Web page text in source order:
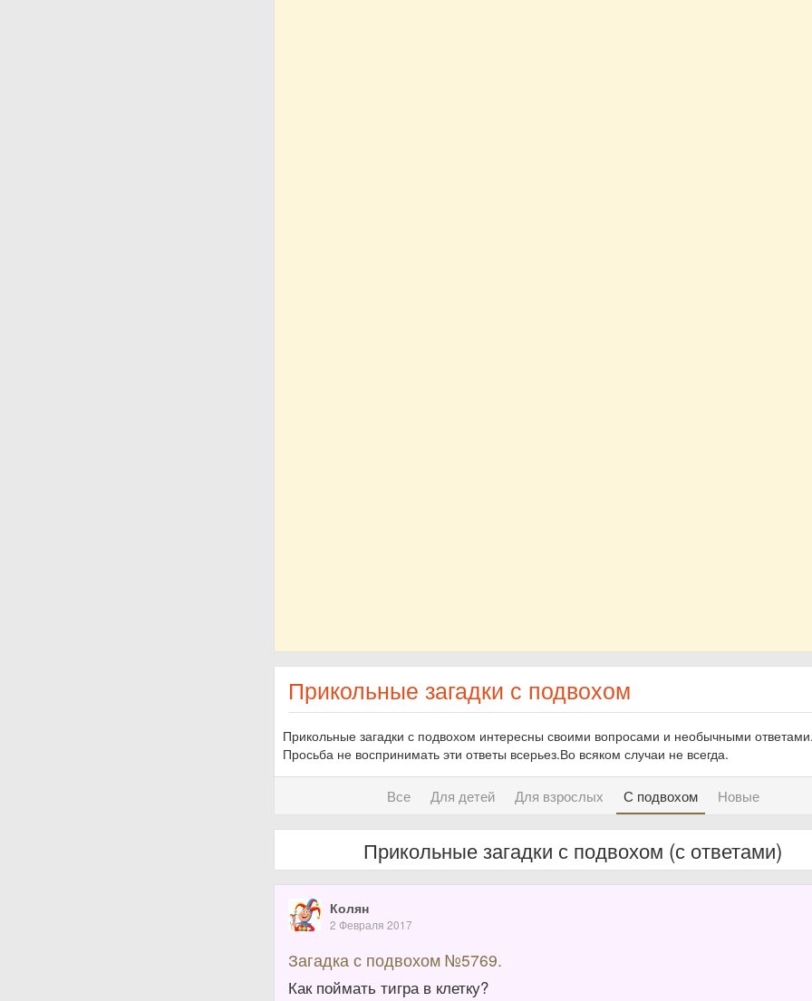
Прикольные загадки с подвохом
Прикольные загадки с подвохом интересны своими вопросами и необычными
Просьба не воспринимать эти ответы всерьез.Во всяком случаи не всегда.
Все Для детей Для взрослых С подвохом Новые
Прикольные загадки с подвохом (с ответами)
Колян
2 Февраля 2017
Загадка с подвохом №5769.
Как поймать тигра в клетку?